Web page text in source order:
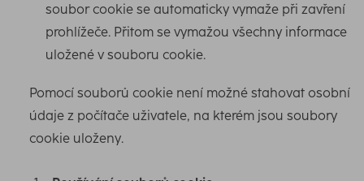
soubor cookie se automaticky vymaže při zavření
prohlížeče. Přitom se vymažou všechny informace
uložené v souboru cookie.
Pomocí souborů cookie není možné stahovat osobní
údaje z počítače uživatele, na kterém jsou soubory
cookie uloženy.